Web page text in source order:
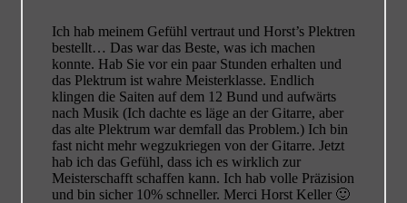
Ich hab meinem Gefühl vertraut und Horst’s Plektren
bestellt… Das war das Beste, was ich machen
konnte. Hab Sie vor ein paar Stunden erhalten und
das Plektrum ist wahre Meisterklasse. Endlich
klingen die Saiten auf dem 12 Bund und aufwärts
nach Musik (Ich dachte es läge an der Gitarre, aber
das alte Plektrum war demfall das Problem.) Ich bin
fast nicht mehr wegzukriegen von der Gitarre. Jetzt
hab ich das Gefühl, dass ich es wirklich zur
Meisterschafft schaffen kann. Ich hab volle Präzision
und bin sicher 10% schneller. Merci Horst Keller 🙂